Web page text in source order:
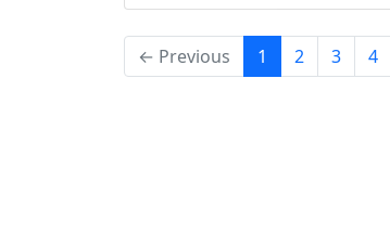
← Previous 1 (current)
2 3 4